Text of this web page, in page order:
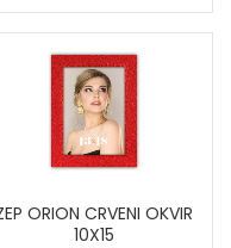
ORION CRVENI OKVIR
10X15